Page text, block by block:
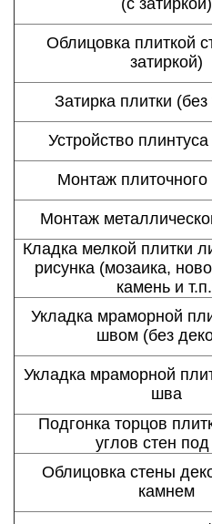
(с затиркой)
Облицовка плиткой
затиркой)
Затирка плитки (без
Устройство
Монтаж
Монтаж
Кладка мелкой плитки
рисунка (мозаика,
камень и
Укладка мраморной
швом (без
Укладка мраморной
шва
Подгонка торцов
углов стен
Облицовка стены
камнем